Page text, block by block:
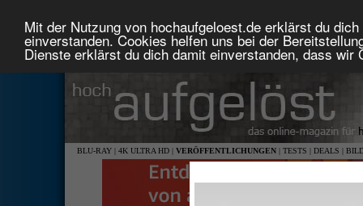
Mit der Nutzung von hochaufgeloest.de erklärst du
einverstanden. Cookies helfen uns bei der
Dienste erklärst du dich damit einverstanden, dass
BLU-RAY | 4K ULTRA HD | VERÖFFENTLICHUNGEN | TESTS | DEALS |